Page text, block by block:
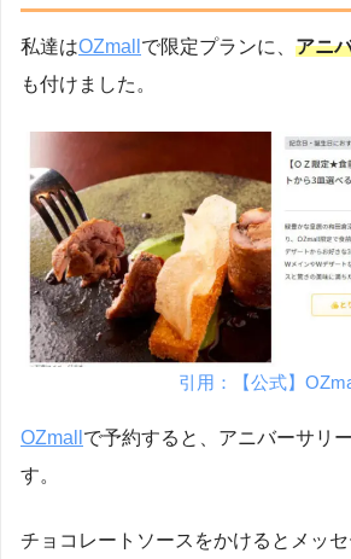
私達はOZmallで限定プランに、 アニ
も付けました。
引用：【公式】
OZmallで予約すると、アニバーサリ
す。
チョコレートソースをかけるとメッ